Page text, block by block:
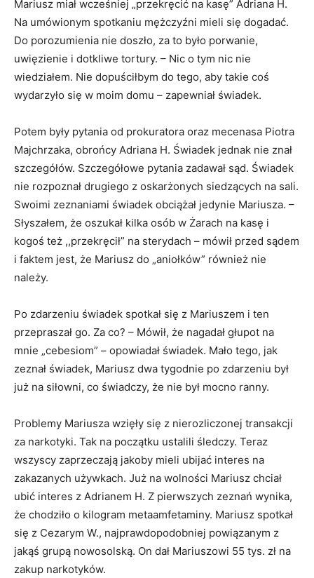
Mariusz miał wcześniej „przekręcić na kasę” Adriana H.
Na umówionym spotkaniu mężczyźni mieli się dogadać.
Do porozumienia nie doszło, za to było porwanie,
uwięzienie i dotkliwe tortury. – Nic o tym nic nie
wiedziałem. Nie dopuściłbym do tego, aby takie coś
wydarzyło się w moim domu – zapewniał świadek.
Potem były pytania od prokuratora oraz mecenasa Piotra
Majchrzaka, obrońcy Adriana H. Świadek jednak nie znał
szczegółów. Szczegółowe pytania zadawał sąd. Świadek
nie rozpoznał drugiego z oskarżonych siedzących na sali.
Swoimi zeznaniami świadek obciążał jedynie Mariusza. –
Słyszałem, że oszukał kilka osób w Żarach na kasę i
kogoś też ,,przekręcił” na sterydach – mówił przed sądem
i faktem jest, że Mariusz do „aniołków” również nie
należy.
Po zdarzeniu świadek spotkał się z Mariuszem i ten
przepraszał go. Za co? – Mówił, że nagadał głupot na
mnie „cebesiom” – opowiadał świadek. Mało tego, jak
zeznał świadek, Mariusz dwa tygodnie po zdarzeniu był
już na siłowni, co świadczy, że nie był mocno ranny.
Problemy Mariusza wzięły się z nierozliczonej transakcji
za narkotyki. Tak na początku ustalili śledczy. Teraz
wszyscy zaprzeczają jakoby mieli ubijać interes na
zakazanych używkach. Już na wolności Mariusz chciał
ubić interes z Adrianem H. Z pierwszych zeznań wynika,
że chodziło o kilogram metaamfetaminy. Mariusz spotkał
się z Cezarym W., najprawdopodobniej powiązanym z
jakąś grupą nowosolską. On dał Mariuszowi 55 tys. zł na
zakup narkotyków.